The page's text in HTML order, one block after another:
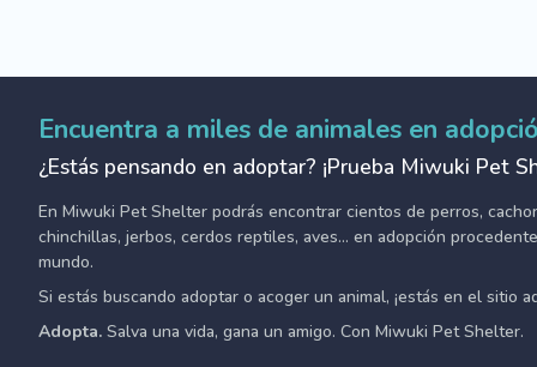
Encuentra a miles de animales en
¿Estás pensando en adoptar? ¡Prueba Miwuki Pet
En Miwuki Pet Shelter podrás encontrar cientos de perros,
chinchillas, jerbos, cerdos reptiles, aves... en adopción
mundo.
Si estás buscando adoptar o acoger un animal, ¡estás en el sitio
Adopta. Salva una vida, gana un amigo. Con Miwuki Pet Shelter.